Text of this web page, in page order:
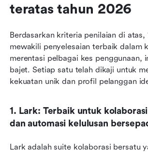
teratas tahun 2026
Berdasarkan kriteria penilaian di
mewakili penyelesaian terbaik dalam
merentasi pelbagai kes penggunaan,
bajet. Setiap satu telah dikaji untuk
kekuatan unik dan profil pelanggan
1. Lark: Terbaik untuk
dan automasi kelulusan
Lark adalah suite kolaborasi bersatu